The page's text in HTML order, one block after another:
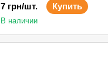
7 грн/шт. Купить
В наличии